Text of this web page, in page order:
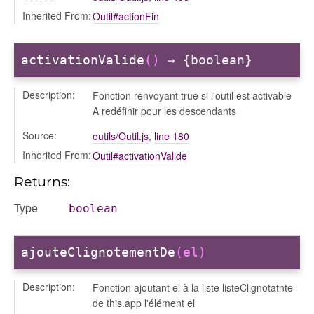
Inherited From:Outil#actionFin
activationValide() → {boolean}
Description:
Fonction renvoyant true si l'outil est activable
A redéfinir pour les descendants
Source:
outils/Outil.js, line 180
Inherited From:Outil#activationValide
Returns:
Type boolean
ajouteClignotementDe(el)
Description:
Fonction ajoutant el à la liste listeClignotatnte
de this.app l'élément el